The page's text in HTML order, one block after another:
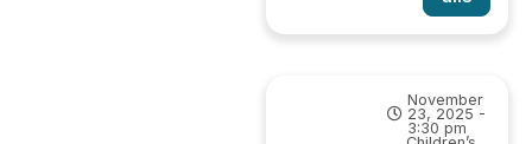
November
23, 2025 -
3:30 pm